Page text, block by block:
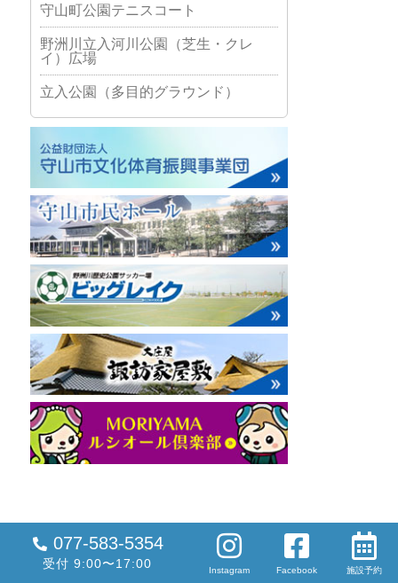
守山町公園テニスコート
野洲川立入河川公園（芝生・クレ
イ）広場
立入公園（多目的グラウンド）
077-583-5354
受付 9:00〜17:00 Instagram Facebook 施設予約